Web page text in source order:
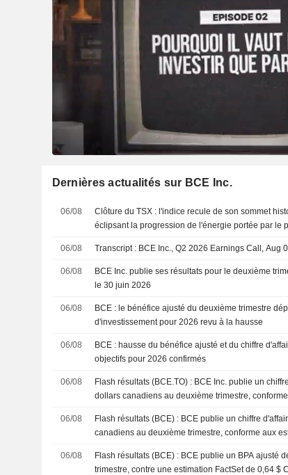
Dernières actualités sur BCE Inc.
06/08
Clôture du TSX : l'indice recule de son sommet
éclipsant la progression de l'énergie portée par le
06/08 Transcript : BCE Inc., Q2 2026 Earnings Call, Aug
06/08
BCE Inc. publie ses résultats pour le deuxième
le 30 juin 2026
06/08
BCE : le bénéfice ajusté du deuxième trimestre
d'investissement pour 2026 revu à la hausse
06/08
BCE : hausse du bénéfice ajusté et du chiffre
objectifs pour 2026 confirmés
06/08
Flash résultats (BCE.TO) : BCE Inc. publie un
dollars canadiens au deuxième trimestre,
06/08
Flash résultats (BCE) : BCE publie un chiffre
canadiens au deuxième trimestre, conforme aux
06/08
Flash résultats (BCE) : BCE publie un BPA ajusté
trimestre, contre une estimation FactSet de 0,64 $